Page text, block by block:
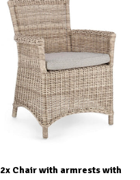
2x Chair with armrests with